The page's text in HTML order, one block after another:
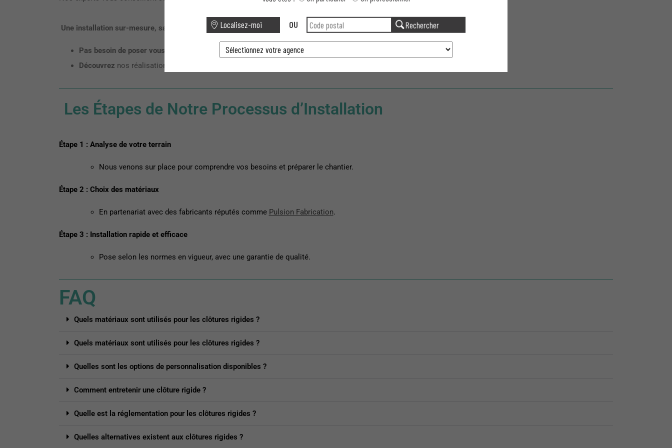
Une installation sur-mesure, sans tracas
Pas besoin de poser vous-même !
Nous nous occupons de tout, de l’étude du terrain à la pose finale.
Découvrez nos réalisations dans notre
Les Étapes de Notre Processus d’Installation
Étape 1 : Analyse de votre terrain
Nous venons sur place pour comprendre vos besoins et préparer le chantier.
Étape 2 : Choix des matériaux
En partenariat avec des fabricants réputés comme Pulsion Fabrication.
Étape 3 : Installation rapide et efficace
Pose selon les normes en vigueur, avec une garantie de qualité.
FAQ
Quels matériaux sont utilisés pour les clôtures rigides ?
Quels matériaux sont utilisés pour les clôtures rigides ?
Quelles sont les options de personnalisation disponibles ?
Comment entretenir une clôture rigide ?
Quelle est la réglementation pour les clôtures rigides ?
Quelles alternatives existent aux clôtures rigides ?
Localisez-moi OU Rechercher